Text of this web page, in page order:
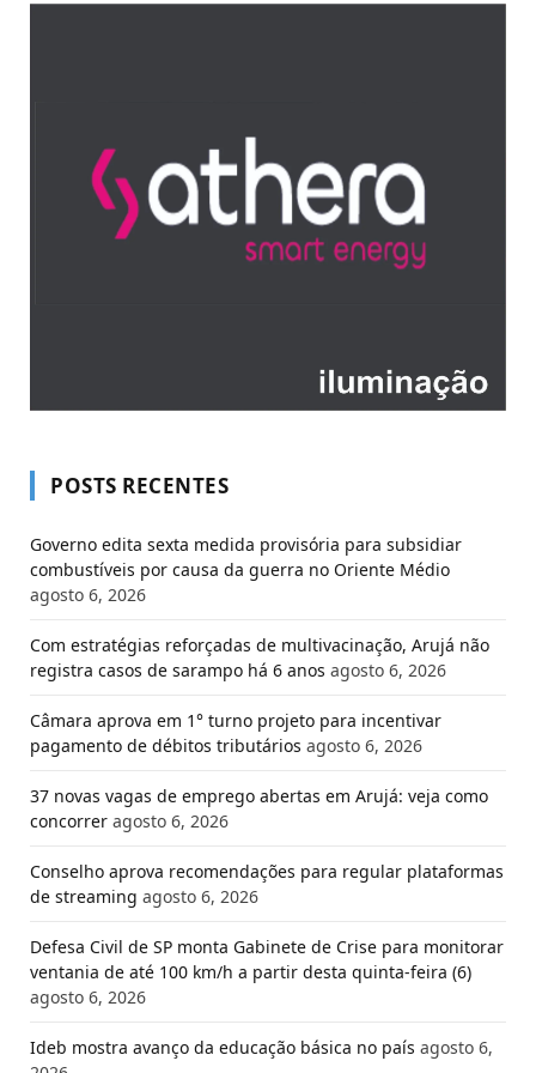
POSTS RECENTES
Governo edita sexta medida provisória para subsidiar
combustíveis por causa da guerra no Oriente Médio
agosto 6, 2026
Com estratégias reforçadas de multivacinação, Arujá não
registra casos de sarampo há 6 anos agosto 6, 2026
Câmara aprova em 1° turno projeto para incentivar
pagamento de débitos tributários agosto 6, 2026
37 novas vagas de emprego abertas em Arujá: veja como
concorrer agosto 6, 2026
Conselho aprova recomendações para regular plataformas
de streaming agosto 6, 2026
Defesa Civil de SP monta Gabinete de Crise para monitorar
ventania de até 100 km/h a partir desta quinta-feira (6)
agosto 6, 2026
Ideb mostra avanço da educação básica no país agosto 6,